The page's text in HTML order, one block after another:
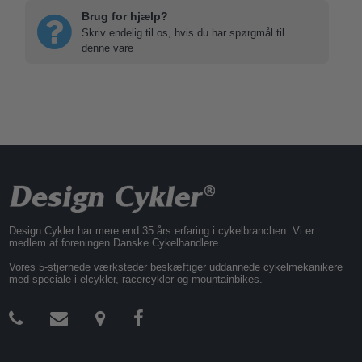
Brug for hjælp?
Skriv endelig til os, hvis du har spørgmål til
denne vare
Design Cykler har mere end 35 års erfaring i cykelbranchen. Vi er
medlem af foreningen Danske Cykelhandlere.
Vores 5-stjernede værksteder beskæftiger uddannede cykelmekanikere
med speciale i elcykler, racercykler og mountainbikes.